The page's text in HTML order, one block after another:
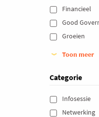
Financieel
Good
Groeien
Toon meer
Categorie
Infosessie
Netwerking